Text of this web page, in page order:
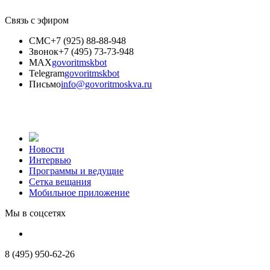
Связь с эфиром
СМС+7 (925) 88-88-948
Звонок+7 (495) 73-73-948
MAXgovoritmskbot
Telegramgovoritmskbot
Письмоinfo@govoritmoskva.ru
Новости
Интервью
Программы и ведущие
Сетка вещания
Мобильное приложение
Мы в соцсетях
8 (495) 950-62-26